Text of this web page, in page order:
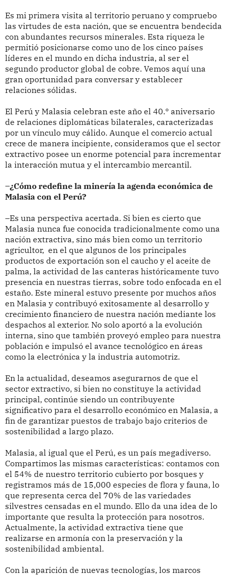
Es mi primera visita al territorio peruano y compruebo
las virtudes de esta nación, que se encuentra bendecida
con abundantes recursos minerales. Esta riqueza le
permitió posicionarse como uno de los cinco países
líderes en el mundo en dicha industria, al ser el
segundo productor global de cobre. Vemos aquí una
gran oportunidad para conversar y establecer
relaciones sólidas.
El Perú y Malasia celebran este año el 40.° aniversario
de relaciones diplomáticas bilaterales, caracterizadas
por un vínculo muy cálido. Aunque el comercio actual
crece de manera incipiente, consideramos que el sector
extractivo posee un enorme potencial para incrementar
la interacción mutua y el intercambio mercantil.
–¿Cómo redefine la minería la agenda económica de
Malasia con el Perú?
–Es una perspectiva acertada. Si bien es cierto que
Malasia nunca fue conocida tradicionalmente como una
nación extractiva, sino más bien como un territorio
agricultor, en el que algunos de los principales
productos de exportación son el caucho y el aceite de
palma, la actividad de las canteras históricamente tuvo
presencia en nuestras tierras, sobre todo enfocada en el
estaño. Este mineral estuvo presente por muchos años
en Malasia y contribuyó exitosamente al desarrollo y
crecimiento financiero de nuestra nación mediante los
despachos al exterior. No solo aportó a la evolución
interna, sino que también proveyó empleo para nuestra
población e impulsó el avance tecnológico en áreas
como la electrónica y la industria automotriz.
En la actualidad, deseamos asegurarnos de que el
sector extractivo, si bien no constituye la actividad
principal, continúe siendo un contribuyente
significativo para el desarrollo económico en Malasia, a
fin de garantizar puestos de trabajo bajo criterios de
sostenibilidad a largo plazo.
Malasia, al igual que el Perú, es un país megadiverso.
Compartimos las mismas características: contamos con
el 54% de nuestro territorio cubierto por bosques y
registramos más de 15,000 especies de flora y fauna, lo
que representa cerca del 70% de las variedades
silvestres censadas en el mundo. Ello da una idea de lo
importante que resulta la protección para nosotros.
Actualmente, la actividad extractiva tiene que
realizarse en armonía con la preservación y la
sostenibilidad ambiental.
Con la aparición de nuevas tecnologías, los marcos